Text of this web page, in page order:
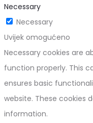
Necessary
Necessary
Uvijek omogućeno
Necessary cookies are
function properly. This
ensures basic
website. These cookies
information.